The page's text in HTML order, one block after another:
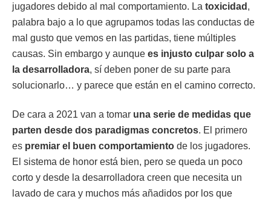
jugadores debido al mal comportamiento. La toxicidad ,
palabra bajo a lo que agrupamos todas las conductas de
mal gusto que vemos en las partidas, tiene múltiples
causas. Sin embargo y aunque es injusto culpar solo a
la desarrolladora, sí deben poner de su parte para
solucionarlo… y parece que están en el camino correcto.
De cara a 2021 van a tomar una serie de medidas que
parten desde dos paradigmas concretos. El primero
es premiar el buen comportamiento de los jugadores.
El sistema de honor está bien, pero se queda un poco
corto y desde la desarrolladora creen que necesita un
lavado de cara y muchos más añadidos por los que